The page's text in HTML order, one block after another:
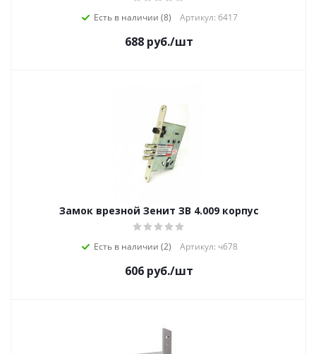
Есть в наличии (8) Артикул: б417
688руб./шт
Замок врезной Зенит ЗВ 4.009 корпус
Есть в наличии (2) Артикул: ч678
606руб./шт